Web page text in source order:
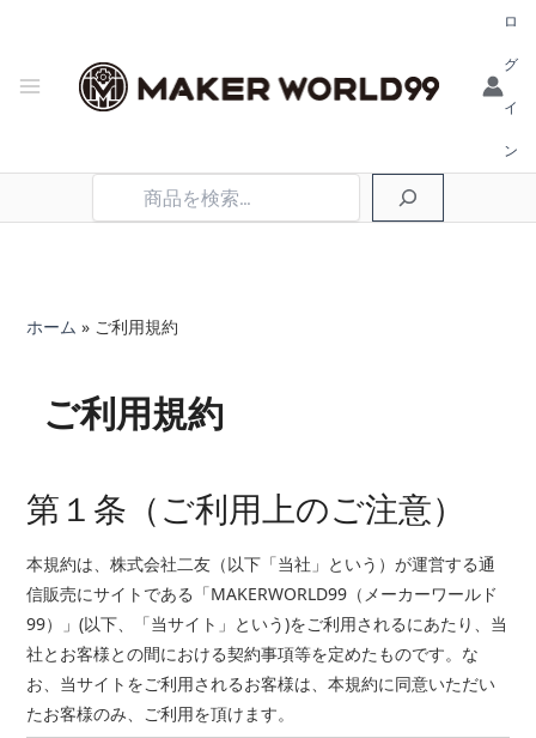
ロ
グ
イ
ン
検
ホーム ご利用規約
ご利用規約
第１条（ご利用上のご注意）
本規約は、株式会社二友（以下「当社」という）が運営する通
信販売にサイトである「MAKERWORLD99（メーカーワールド
99）」(以下、「当サイト」という)をご利用されるにあたり、当
社とお客様との間における契約事項等を定めたものです。な
お、当サイトをご利用されるお客様は、本規約に同意いただい
たお客様のみ、ご利用を頂けます。